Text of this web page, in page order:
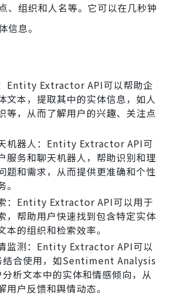
、组织和人名等。它可以在几秒钟
信息。
Entity Extractor API可以帮助企
文本，提取其中的实体信息，如人
等，从而了解用户的兴趣、关注点
机器人：Entity Extractor API可
服务和聊天机器人，帮助识别和理
题和需求，从而提供更准确和个性
：Entity Extractor API可以用于
，帮助用户快速找到包含特定实体
本的组织和检索效率。
监测：Entity Extractor API可以
结合使用，如Sentiment Analysis
析文本中的实体和情感倾向，从
用户反馈和舆情动态。